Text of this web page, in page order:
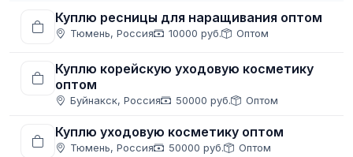
Куплю ресницы для наращивания оптом
Тюмень, Россия 10000 руб. Оптом
Куплю корейскую уходовую косметику
оптом
Буйнакск, Россия 50000 руб. Оптом
Куплю уходовую косметику оптом
Тюмень, Россия 50000 руб. Оптом